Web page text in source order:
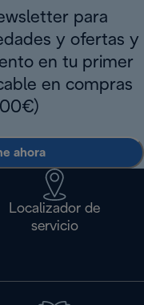
para
y ofertas y
en tu primer
en compras
ahora
Localizador de
servicio